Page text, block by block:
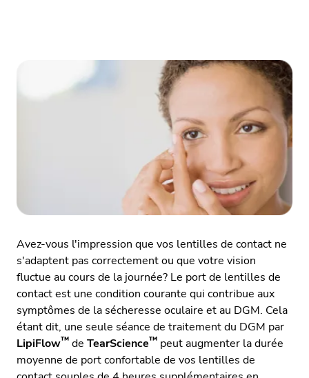
Avez-vous l'impression que vos lentilles de contact ne
s'adaptent pas correctement ou que votre vision
fluctue au cours de la journée? Le port de lentilles de
contact est une condition courante qui contribue aux
symptômes de la sécheresse oculaire et au DGM. Cela
étant dit, une seule séance de traitement du DGM par
LipiFlow™ de TearScience™ peut augmenter la durée
moyenne de port confortable de vos lentilles de